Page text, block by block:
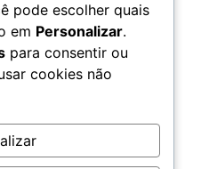
SITE
pode escolher quais
em Personalizar.
para consentir ou
cookies não